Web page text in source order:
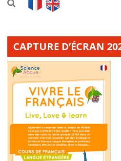
CAPTURE D’ÉCRAN